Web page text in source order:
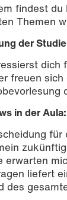
findest du
Themen
der
dich
freuen
in der
erwarten
liefert
des